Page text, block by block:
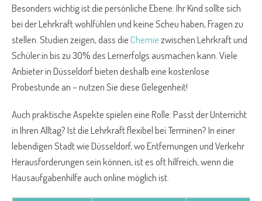
Besonders wichtig ist die persönliche Ebene: Ihr Kind sollte sich
bei der Lehrkraft wohlfühlen und keine Scheu haben, Fragen zu
stellen. Studien zeigen, dass dieChemiezwischen Lehrkraft und
Schüler:in bis zu 30% des Lernerfolgs ausmachen kann. Viele
Anbieter in Düsseldorf bieten deshalb eine kostenlose
Probestunde an – nutzen Sie diese Gelegenheit!
Auch praktische Aspekte spielen eine Rolle: Passt der Unterricht
in Ihren Alltag? Ist die Lehrkraft flexibel bei Terminen? In einer
lebendigen Stadt wie Düsseldorf, wo Entfernungen und Verkehr
Herausforderungen sein können, ist es oft hilfreich, wenn die
Hausaufgabenhilfe auch online möglich ist.